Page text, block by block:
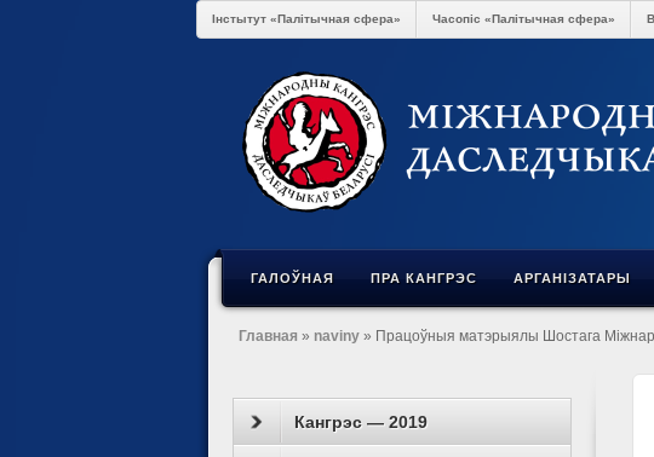
Інстытут «Палітычная сфера» Часопіс «Палітычная сфера»
ГАЛОЎНАЯ ПРА КАНГРЭС АРГАНІЗАТАРЫ
Главная » naviny » Працоўныя матэрыялы Шостага
Кангрэс — 2019